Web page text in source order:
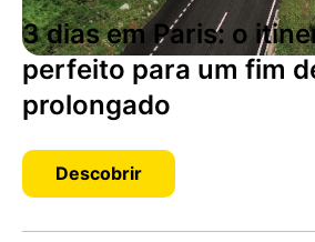
3 dias em Paris: o
perfeito para um fim
prolongado
Descobrir